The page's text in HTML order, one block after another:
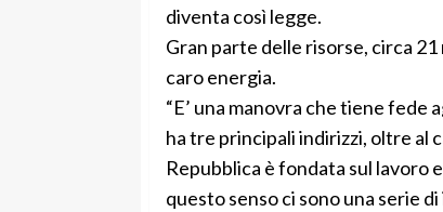
diventa così legge.
Gran parte delle risorse, circa
caro energia.
“E’ una manovra che tiene
ha tre principali indirizzi, oltre al
Repubblica è fondata sul lavoro
questo senso ci sono una serie